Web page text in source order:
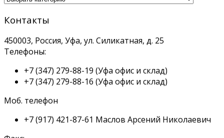
Контакты
450003, Россия, Уфа, ул. Силикатная, д. 25
Телефоны:
+7 (347) 279-88-19 (Уфа офис и склад)
+7 (347) 279-88-16 (Уфа офис и склад)
Моб. телефон
+7 (917) 421-87-61 Маслов Арсений Николаевич